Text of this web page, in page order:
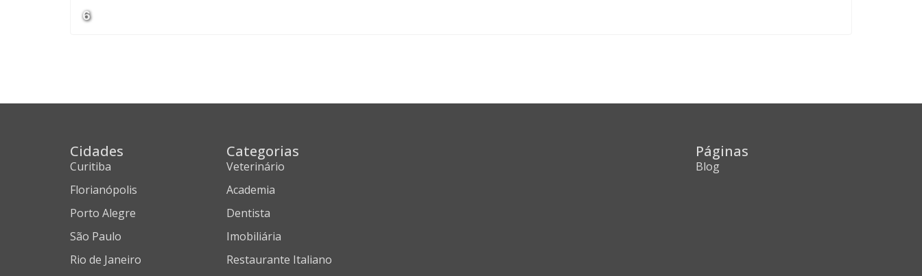
6
Cidades
Curitiba
Florianópolis
Porto Alegre
São Paulo
Rio de Janeiro
Categorias
Veterinário
Academia
Dentista
Imobiliária
Restaurante Italiano
Páginas
Blog